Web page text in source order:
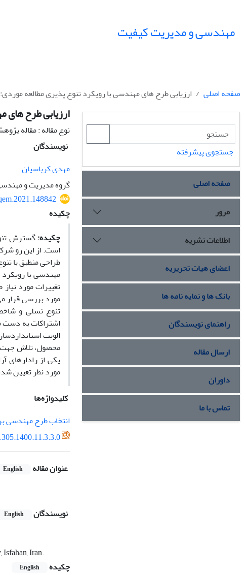
مهندسی و مدیریت کیفیت
صفحه اصلی ارزیابی طرح های مهندسی با رویکرد تنوع پذیری مطالعه موردی:
ارزیابی طرح های
نوع مقاله : مقاله
نویسندگان
مهدی کرباسیان
گروه مدیریت و
چکیده
چکیده:گسترش
است. از این رو
طراحی منطبق با
مهندسی با
تغییرات مورد
مورد بررسی قرار
تنوع نسلی و
اشتراکات به دست
الویت
محصول، تلاش جهت
یکی از رادارهای
مورد نظر تعیین
کلیدواژه‌ها
انتخاب طرح مهندسی
عنوان مقاله English
نویسندگان English
Iran.
چکیده
English
جستجوی پیشرفته
صفحه اصلی
مرور
اطلاعات نشریه
اعضای هیات تحریریه
بانک ها و نمایه نامه ها
راهنمای نویسندگان
ارسال مقاله
داوران
تماس با ما